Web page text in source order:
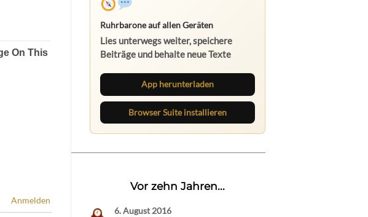
Anmelden
Ruhrbarone auf allen Geräten
Lies unterwegs weiter, speichere
Beiträge und behalte neue Texte
App herunterladen
Browser Suite installieren
Vor zehn Jahren...
6. August 2016